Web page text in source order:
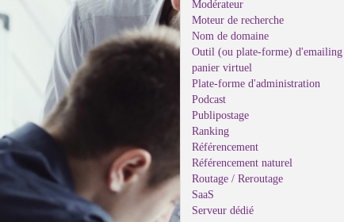
Modérateur
Moteur de recherche
Nom de domaine
Outil (ou plate-forme) d'emailing
panier virtuel
Plate-forme d'administration
Podcast
Publipostage
Ranking
Référencement
Référencement naturel
Routage / Reroutage
SaaS
Serveur dédié